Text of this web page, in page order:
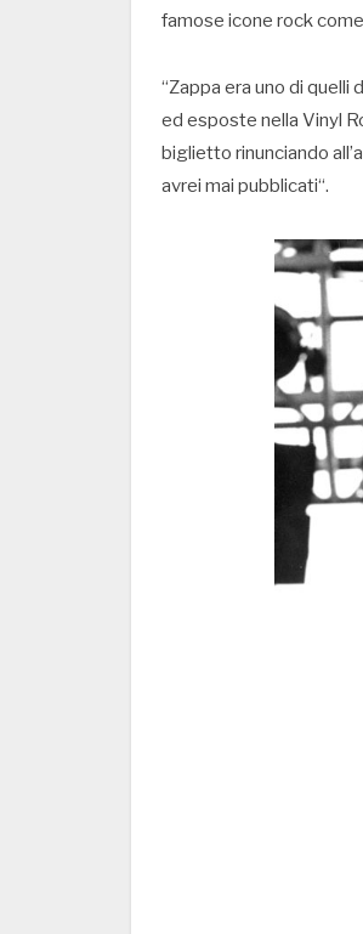
famose icone rock
“Zappa era uno di quelli
ed esposte nella Vinyl
biglietto rinunciando
avrei mai pubblicati“.